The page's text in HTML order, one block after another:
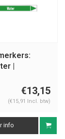
|
€13,15
(€15,91 Incl. btw)
info